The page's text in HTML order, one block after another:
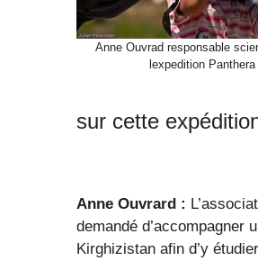
Anne Ouvrad responsable
lexpedition Panthera
sur cette
Anne Ouvrard :
demandé d’accompagner
Kirghizistan afin d’y